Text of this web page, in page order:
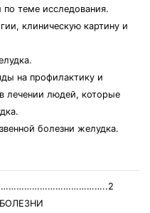
по теме исследования.
клиническую картину и
на профилактику и
лечении людей, которые
болезни желудка.